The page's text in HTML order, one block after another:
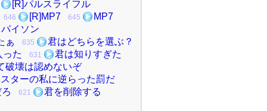
[R]パルスライフル
646 [R]MP7 645
MP7
イソン
ぁ
635
君はどちらを選ぶ？
った
631
君は知りすぎた
破壊は認めないぞ
ターの私に逆らった罰だ
621 君を削除する